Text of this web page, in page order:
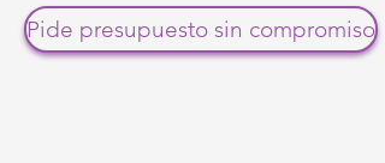
Pide presupuesto sin compromiso